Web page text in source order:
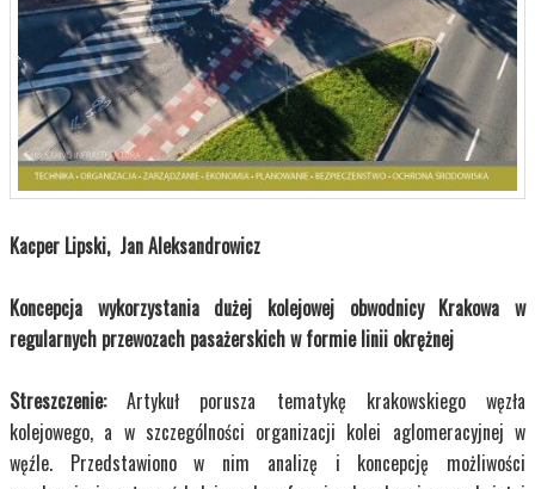
Kacper Lipski, Jan Aleksandrowicz
Koncepcja wykorzystania dużej kolejowej obwodnicy Krakowa w
regularnych przewozach pasażerskich w formie linii okrężnej
Streszczenie:Artykuł porusza tematykę krakowskiego węzła
kolejowego, a w szczególności organizacji kolei aglomeracyjnej w
węźle. Przedstawiono w nim analizę i koncepcję możliwości